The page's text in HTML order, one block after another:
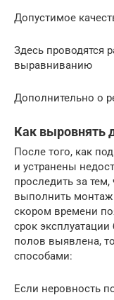
Допустимое
Здесь проводятся
выравниванию
Дополнительно о
Как выровнять
После того, как
и устранены
проследить за
выполнить монтаж
скором времени
срок
полов выявлена,
способами:
Если неровность